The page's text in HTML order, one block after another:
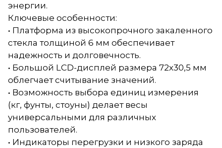
энергии.
Ключевые особенности:
• Платформа из высокопрочного закаленного
стекла толщиной 6 мм обеспечивает
надежность и долговечность.
• Большой LCD-дисплей размера 72х30,5 мм
облегчает считывание значений.
• Возможность выбора единиц измерения
(кг, фунты, стоуны) делает весы
универсальными для различных
пользователей.
• Индикаторы перегрузки и низкого заряда